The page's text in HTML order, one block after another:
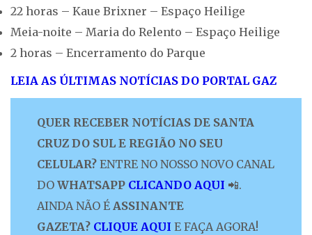
22 horas – Kaue Brixner – Espaço Heilige
Meia-noite – Maria do Relento – Espaço Heilige
2 horas – Encerramento do Parque
LEIA AS ÚLTIMAS NOTÍCIAS DO PORTAL GAZ
QUER RECEBER NOTÍCIAS DE SANTA
CRUZ DO SUL E REGIÃO NO SEU
CELULAR? ENTRE NO NOSSO NOVO CANAL
DO WHATSAPP CLICANDO AQUI 📲.
AINDA NÃO É ASSINANTE
GAZETA? CLIQUE AQUI E FAÇA AGORA!